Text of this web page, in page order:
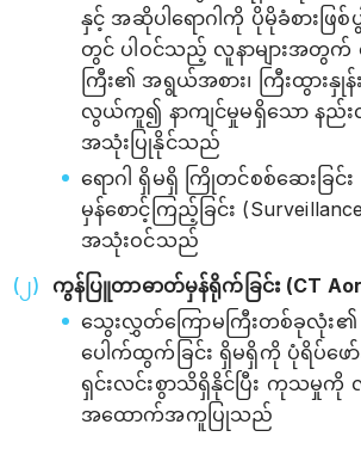
နှင့် အဆိုပါရောဂါကို ပိုမိုခံစားဖြစ်
တွင် ပါဝင်သည့် လူနာများအတွက်
ကြီး၏ အရွယ်အစား၊ ကြီးထွားနှု
လွယ်ကူ၍ နာကျင်မှုမရှိသော နည်း
အသုံးပြုနိုင်သည်
ရောဂါ ရှိမရှိ ကြိုတင်စစ်ဆေးခြင်း
မှန်စောင့်ကြည့်ခြင်း
အသုံးဝင်သည်
ကွန်ပြူတာဓာတ်မှန်ရိုက်ခြင်း (CT
သွေးလွှတ်ကြောမကြီးတစ်ခုလုံး
ပေါက်ထွက်ခြင်း ရှိမရှိကို ပုံရိပ်ဖေ
ရှင်းလင်းစွာသိရှိနိုင်ပြီး ကုသမှုကို
အထောက်အကူပြုသည်